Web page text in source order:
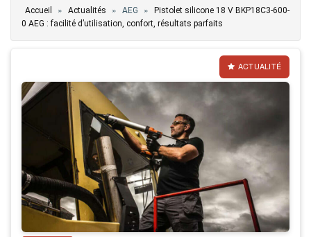
Accueil » Actualités » AEG »
Pistolet silicone 18 V BKP18C3-600-
0 AEG : facilité d’utilisation, confort, résultats parfaits
ACTUALITÉ